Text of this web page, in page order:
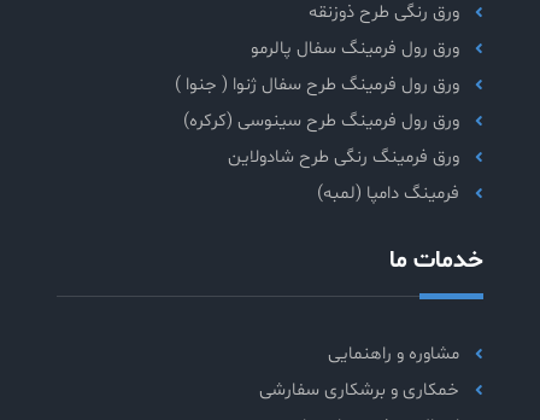
ورق رنگی طرح ذوزنقه
ورق رول فرمینگ سفال پالرمو
ورق رول فرمینگ طرح سفال ژنوا ( جنوا )
ورق رول فرمینگ طرح سینوسی (کرکره)
ورق فرمینگ رنگی طرح شادولاین
فرمینگ دامپا (لمبه)
خدمات ما
مشاوره و راهنمایی
خمکاری و برشکاری سفارشی